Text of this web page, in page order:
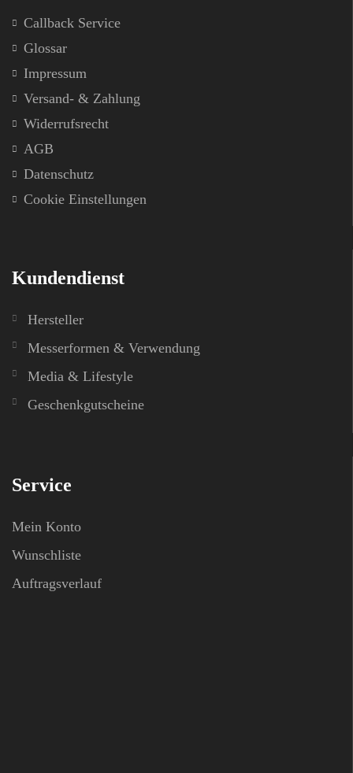
Callback Service
Glossar
Impressum
Versand- & Zahlung
Widerrufsrecht
AGB
Datenschutz
Cookie Einstellungen
Kundendienst
Hersteller
Messerformen & Verwendung
Media & Lifestyle
Geschenkgutscheine
Service
Mein Konto
Wunschliste
Auftragsverlauf